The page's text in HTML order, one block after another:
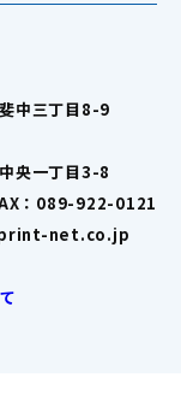
中三丁目8-9
央一丁目3-8
：089-922-0121
net.co.jp